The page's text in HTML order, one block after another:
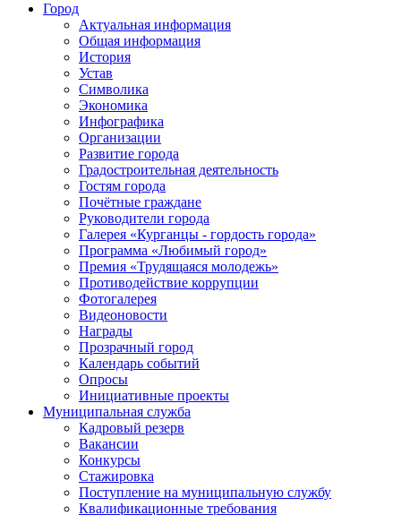
Город
Актуальная информация
Общая информация
История
Устав
Символика
Экономика
Инфографика
Организации
Развитие города
Градостроительная деятельность
Гостям города
Почётные граждане
Руководители города
Галерея «Курганцы - гордость города»
Программа «Любимый город»
Премия «Трудящаяся молодежь»
Противодействие коррупции
Фотогалерея
Видеоновости
Награды
Прозрачный город
Календарь событий
Опросы
Инициативные проекты
Муниципальная служба
Кадровый резерв
Вакансии
Конкурсы
Стажировка
Поступление на муниципальную службу
Квалификационные требования